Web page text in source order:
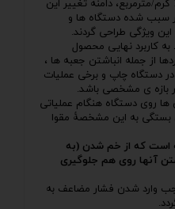
در خصوص کاغذ و مقوا های 50 تا 150 گرم/مترمربع، دامنه تغییر این
سبب شده دستگاه ها و
ویژگی طراحی گردند.
کاربرد نهایی محصول
از جمله انباشتن جعبه ها ،
دستگاه چاپ و برخی عملیات
بازه ی مشخصی باشد.
روی دستگاه هنگام عملیاتی
به این مشخصۀ مقوا
است که از خم شدن (به
آنها روی هم جلوگیری
وارد شدن فشار مضاعف به